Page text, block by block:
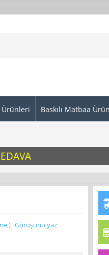
Ürünleri Baskılı Matbaa
) Görüşünü yaz